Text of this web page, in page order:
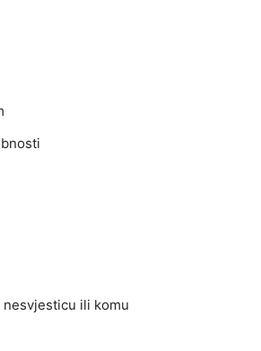
ili komu